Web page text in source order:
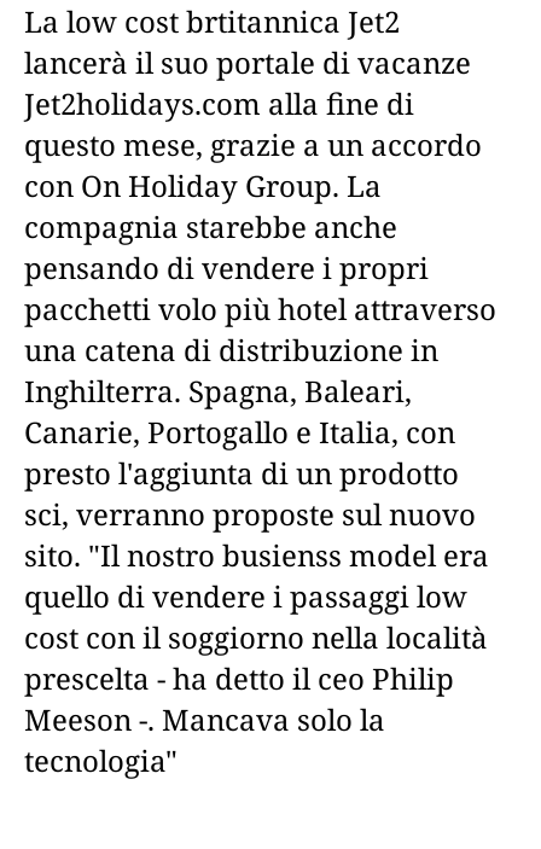
La low cost brtitannica Jet2
lancerà il suo portale di vacanze
Jet2holidays.com alla fine di
questo mese, grazie a un accordo
con On Holiday Group. La
compagnia starebbe anche
pensando di vendere i propri
pacchetti volo più hotel attraverso
una catena di distribuzione in
Inghilterra. Spagna, Baleari,
Canarie, Portogallo e Italia, con
presto l'aggiunta di un prodotto
sci, verranno proposte sul nuovo
sito. "Il nostro busienss model era
quello di vendere i passaggi low
cost con il soggiorno nella località
prescelta - ha detto il ceo Philip
Meeson -. Mancava solo la
tecnologia"